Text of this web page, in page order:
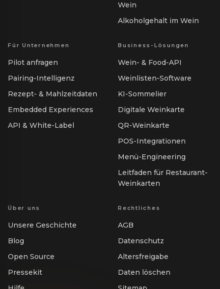
Wein
Alkoholgehalt im Wein
Für Unternehmen
Pilot anfragen
Pairing-Intelligenz
Rezept- & Mahlzeitdaten
Embedded Experiences
API & White-Label
Business-Lösungen
Wein- & Food-API
Weinlisten-Software
KI-Sommelier
Digitale Weinkarte
QR-Weinkarte
POS-Integrationen
Menü-Engineering
Leitfaden für Restaurant-
Weinkarten
Über uns
Unsere Geschichte
Blog
Open Source
Pressekit
Rechtliches
AGB
Datenschutz
Altersfreigabe
Daten löschen